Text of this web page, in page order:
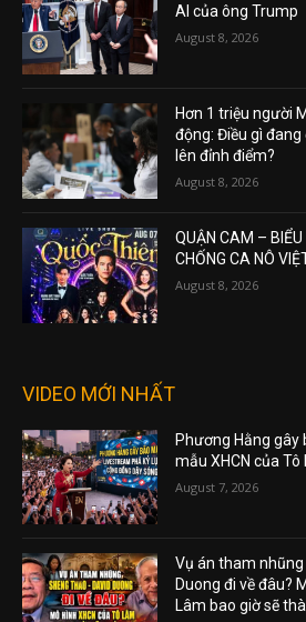
AI của ông Trump
August 8, 2026
Hơn 1 triệu người
động: Điều gì
lên đỉnh điểm?
August 8, 2026
QUẬN CAM –
CHỐNG CA NÔ
August 8, 2026
VIDEO MỚI NHẤT
Phương Hằng gây
mẫu XHCN của Tô
August 7, 2026
Vụ án tham
Duong đi về đâu?
Lâm bao giờ sẽ